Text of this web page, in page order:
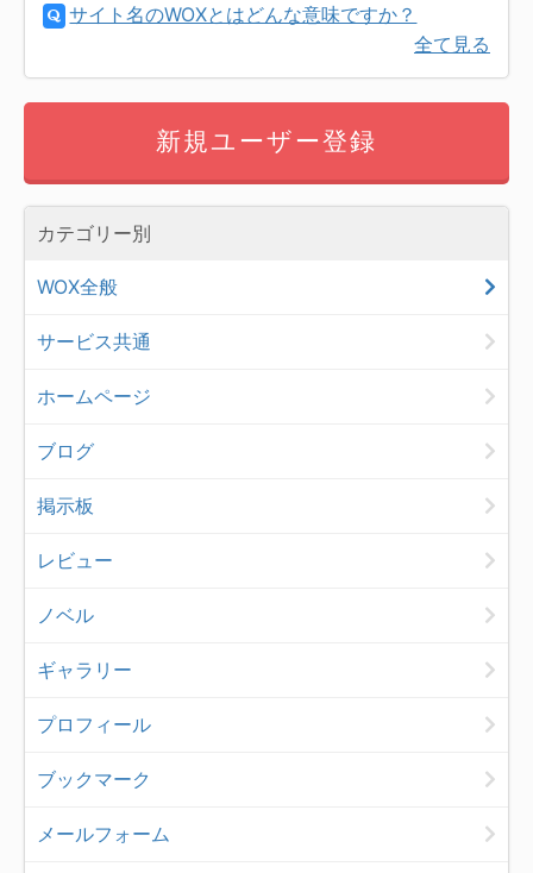
サイト名のWOXとはどんな意味ですか？
全て見る
新規ユーザー登録
カテゴリー別
WOX全般
サービス共通
ホームページ
ブログ
掲示板
レビュー
ノベル
ギャラリー
プロフィール
ブックマーク
メールフォーム